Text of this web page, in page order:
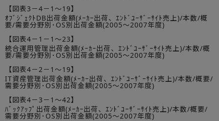
【図表3－4－1～19】
ｵﾌﾞｼﾞｪｸﾄDB出荷金額(ﾒｰｶｰ出荷、ｴﾝﾄﾞﾕｰｻﾞｰｻｲﾄ売上)/本数/概
要/需要分野別･OS別出荷金額(2005～2007年度)
【図表4－1－1～23】
統合運用管理出荷金額(ﾒｰｶｰ出荷、ｴﾝﾄﾞﾕｰｻﾞｰｻｲﾄ売上)/本数/概
要/需要分野別･OS別出荷金額(2005～2007年度)
【図表4－2－1～19】
IT資産管理出荷金額(ﾒｰｶｰ出荷、ｴﾝﾄﾞﾕｰｻﾞｰｻｲﾄ売上)/本数/概要/
需要分野別･OS別出荷金額(2005～2007年度)
【図表4－3－1～42】
ﾊﾞｯｸｱｯﾌﾟ出荷金額(ﾒｰｶｰ出荷、ｴﾝﾄﾞﾕｰｻﾞｰｻｲﾄ売上)/本数/概要/
需要分野別･OS別出荷金額(2005～2007年度)